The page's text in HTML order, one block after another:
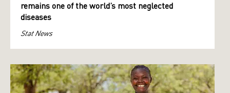
remains one of the world’s most neglected
diseases
Stat News